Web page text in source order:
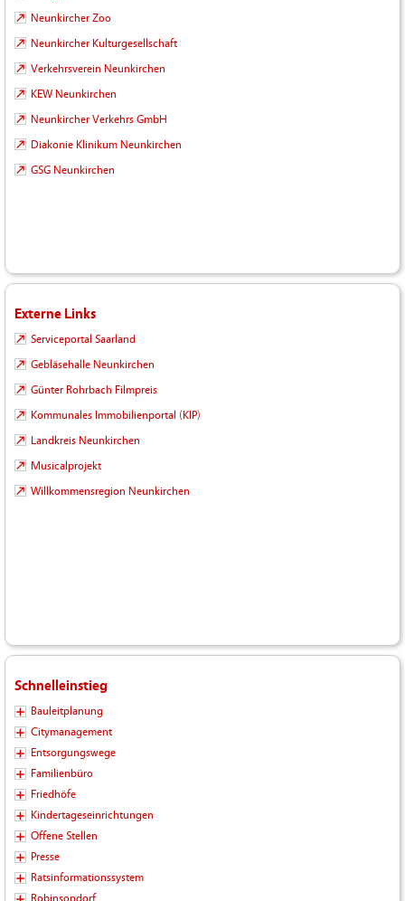
Neunkircher Zoo
Neunkircher Kulturgesellschaft
Verkehrsverein Neunkirchen
KEW Neunkirchen
Neunkircher Verkehrs GmbH
Diakonie Klinikum Neunkirchen
GSG Neunkirchen
Externe Links
Serviceportal Saarland
Gebläsehalle Neunkirchen
Günter Rohrbach Filmpreis
Kommunales Immobilienportal (KIP)
Landkreis Neunkirchen
Musicalprojekt
Willkommensregion Neunkirchen
Schnelleinstieg
Bauleitplanung
Citymanagement
Entsorgungswege
Familienbüro
Friedhöfe
Kindertageseinrichtungen
Offene Stellen
Presse
Ratsinformationssystem
Robinsondorf